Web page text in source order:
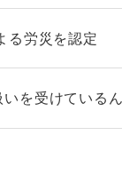
る労災を認定
を受けている